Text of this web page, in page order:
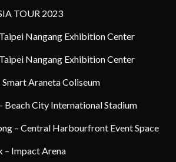
TOUR 2023
Nangang Exhibition Center
Nangang Exhibition Center
Araneta Coliseum
City International Stadium
– Central Harbourfront Event Space
Impact Arena